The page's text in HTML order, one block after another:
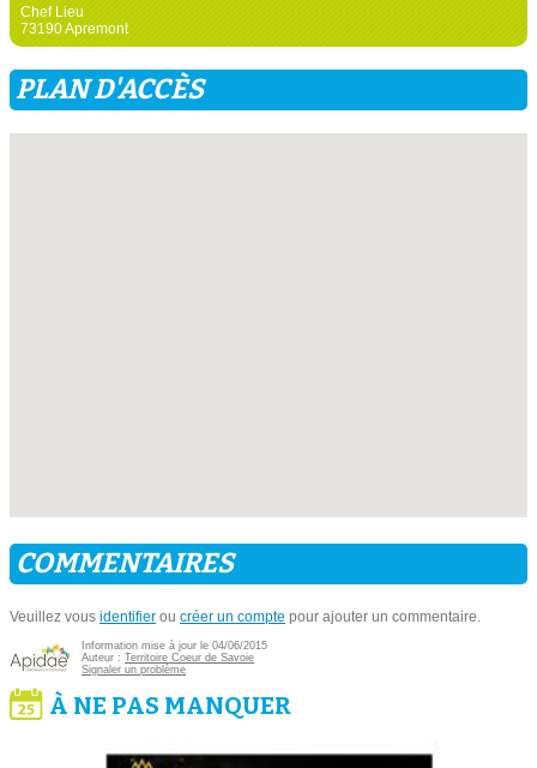
Chef Lieu
73190 Apremont
PLAN D'ACCÈS
COMMENTAIRES
Veuillez vous identifier ou créer un compte pour ajouter un commentaire.
Information mise à jour le 04/06/2015
Auteur : Territoire Coeur de Savoie
Signaler un problème
À NE PAS MANQUER